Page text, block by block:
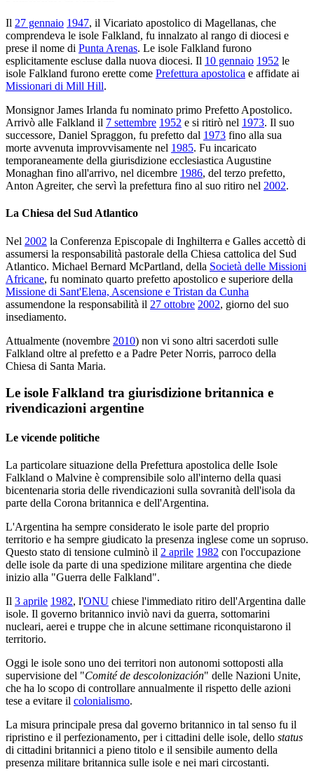
Il 27 gennaio 1947, il Vicariato apostolico di Magellanas, che
comprendeva le isole Falkland, fu innalzato al rango di diocesi e
prese il nome di Punta Arenas. Le isole Falkland furono
esplicitamente escluse dalla nuova diocesi. Il 10 gennaio 1952 le
isole Falkland furono erette come Prefettura apostolica e affidate ai
Missionari di Mill Hill.
Monsignor James Irlanda fu nominato primo Prefetto Apostolico.
Arrivò alle Falkland il 7 settembre 1952 e si ritirò nel 1973. Il suo
successore, Daniel Spraggon, fu prefetto dal 1973 fino alla sua
morte avvenuta improvvisamente nel 1985. Fu incaricato
temporaneamente della giurisdizione ecclesiastica Augustine
Monaghan fino all'arrivo, nel dicembre 1986, del terzo prefetto,
Anton Agreiter, che servì la prefettura fino al suo ritiro nel 2002.
La Chiesa del Sud Atlantico
Nel 2002 la Conferenza Episcopale di Inghilterra e Galles accettò di
assumersi la responsabilità pastorale della Chiesa cattolica del Sud
Atlantico. Michael Bernard McPartland, della Società delle Missioni
Africane, fu nominato quarto prefetto apostolico e superiore della
Missione di Sant'Elena, Ascensione e Tristan da Cunha
assumendone la responsabilità il 27 ottobre 2002, giorno del suo
insediamento.
Attualmente (novembre 2010) non vi sono altri sacerdoti sulle
Falkland oltre al prefetto e a Padre Peter Norris, parroco della
Chiesa di Santa Maria.
Le isole Falkland tra giurisdizione britannica e
rivendicazioni argentine
Le vicende politiche
La particolare situazione della Prefettura apostolica delle Isole
Falkland o Malvine è comprensibile solo all'interno della quasi
bicentenaria storia delle rivendicazioni sulla sovranità dell'isola da
parte della Corona britannica e dell'Argentina.
L'Argentina ha sempre considerato le isole parte del proprio
territorio e ha sempre giudicato la presenza inglese come un sopruso.
Questo stato di tensione culminò il 2 aprile 1982 con l'occupazione
delle isole da parte di una spedizione militare argentina che diede
inizio alla "Guerra delle Falkland".
Il 3 aprile 1982, l'ONU chiese l'immediato ritiro dell'Argentina dalle
isole. Il governo britannico inviò navi da guerra, sottomarini
nucleari, aerei e truppe che in alcune settimane riconquistarono il
territorio.
Oggi le isole sono uno dei territori non autonomi sottoposti alla
supervisione del "Comité de descolonización" delle Nazioni Unite,
che ha lo scopo di controllare annualmente il rispetto delle azioni
tese a evitare il colonialismo.
La misura principale presa dal governo britannico in tal senso fu il
ripristino e il perfezionamento, per i cittadini delle isole, dello status
di cittadini britannici a pieno titolo e il sensibile aumento della
presenza militare britannica sulle isole e nei mari circostanti.